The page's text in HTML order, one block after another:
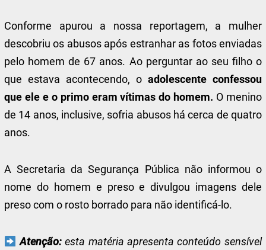
Conforme apurou a nossa reportagem, a mulher
descobriu os abusos após estranhar as fotos enviadas
pelo homem de 67 anos. Ao perguntar ao seu filho o
que estava acontecendo, o adolescente confessou
que ele e o primo eram vítimas do homem. O menino
de 14 anos, inclusive, sofria abusos há cerca de quatro
anos.
A Secretaria da Segurança Pública não informou o
nome do homem e preso e divulgou imagens dele
preso com o rosto borrado para não identificá-lo.
Atenção:esta matéria apresenta conteúdo sensível